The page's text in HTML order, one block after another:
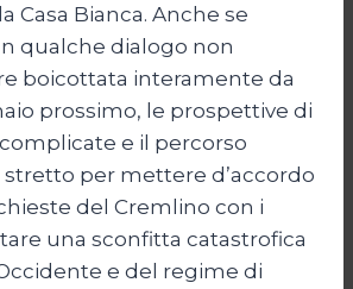
Casa Bianca. Anche se
qualche dialogo non
boicottata interamente da
prossimo, le prospettive di
e il percorso
per mettere d’accordo
del Cremlino con i
una sconfitta catastrofica
e del regime di